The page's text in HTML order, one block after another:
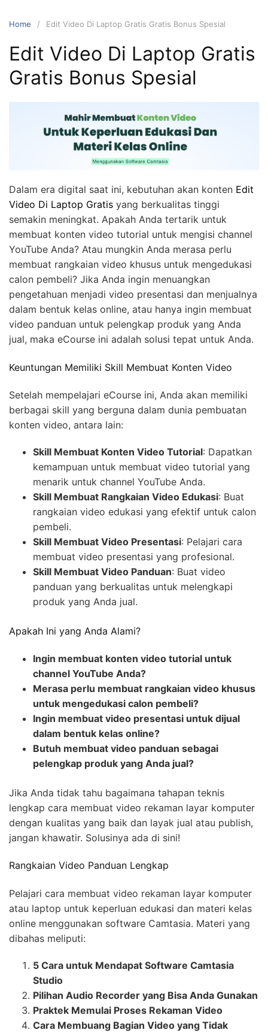
Home Edit Video Di Laptop Gratis Gratis Bonus Spesial
Edit Video Di Laptop Gratis
Gratis Bonus Spesial
Dalam era digital saat ini, kebutuhan akan konten Edit
Video Di Laptop Gratis yang berkualitas tinggi
semakin meningkat. Apakah Anda tertarik untuk
membuat konten video tutorial untuk mengisi channel
YouTube Anda? Atau mungkin Anda merasa perlu
membuat rangkaian video khusus untuk mengedukasi
calon pembeli? Jika Anda ingin menuangkan
pengetahuan menjadi video presentasi dan menjualnya
dalam bentuk kelas online, atau hanya ingin membuat
video panduan untuk pelengkap produk yang Anda
jual, maka eCourse ini adalah solusi tepat untuk Anda.
Keuntungan Memiliki Skill Membuat Konten Video
Setelah mempelajari eCourse ini, Anda akan memiliki
berbagai skill yang berguna dalam dunia pembuatan
konten video, antara lain:
Skill Membuat Konten Video Tutorial: Dapatkan
kemampuan untuk membuat video tutorial yang
menarik untuk channel YouTube Anda.
Skill Membuat Rangkaian Video Edukasi: Buat
rangkaian video edukasi yang efektif untuk calon
pembeli.
Skill Membuat Video Presentasi: Pelajari cara
membuat video presentasi yang profesional.
Skill Membuat Video Panduan: Buat video
panduan yang berkualitas untuk melengkapi
produk yang Anda jual.
Apakah Ini yang Anda Alami?
Ingin membuat konten video tutorial untuk
channel YouTube Anda?
Merasa perlu membuat rangkaian video khusus
untuk mengedukasi calon pembeli?
Ingin membuat video presentasi untuk dijual
dalam bentuk kelas online?
Butuh membuat video panduan sebagai
pelengkap produk yang Anda jual?
Jika Anda tidak tahu bagaimana tahapan teknis
lengkap cara membuat video rekaman layar komputer
dengan kualitas yang baik dan layak jual atau publish,
jangan khawatir. Solusinya ada di sini!
Rangkaian Video Panduan Lengkap
Pelajari cara membuat video rekaman layar komputer
atau laptop untuk keperluan edukasi dan materi kelas
online menggunakan software Camtasia. Materi yang
dibahas meliputi:
5 Cara untuk Mendapat Software Camtasia
Studio
Pilihan Audio Recorder yang Bisa Anda Gunakan
Praktek Memulai Proses Rekaman Video
Cara Membuang Bagian Video yang Tidak